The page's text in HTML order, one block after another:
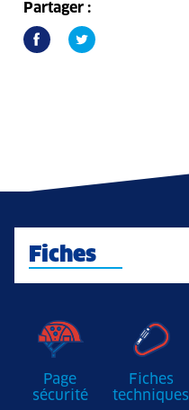
Partager :
Fiches
Page
sécurité
Fiches
techniques